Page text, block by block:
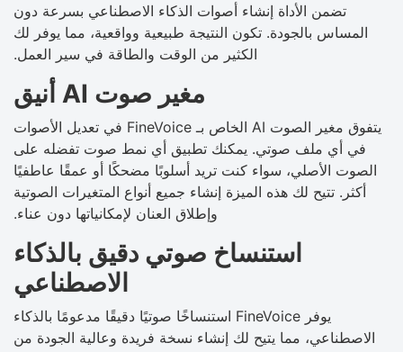
تضمن الأداة إنشاء أصوات الذكاء الاصطناعي بسرعة دون
المساس بالجودة. تكون النتيجة طبيعية وواقعية، مما يوفر لك
الكثير من الوقت والطاقة في سير العمل.
مغير صوت AI أنيق
يتفوق مغير الصوت AI الخاص بـ FineVoice في تعديل الأصوات
في أي ملف صوتي. يمكنك تطبيق أي نمط صوت تفضله على
الصوت الأصلي، سواء كنت تريد أسلوبًا مضحكًا أو عمقًا عاطفيًا
أكثر. تتيح لك هذه الميزة إنشاء جميع أنواع المتغيرات الصوتية
وإطلاق العنان لإمكانياتها دون عناء.
استنساخ صوتي دقيق بالذكاء
الاصطناعي
يوفر FineVoice استنساخًا صوتيًا دقيقًا مدعومًا بالذكاء
الاصطناعي، مما يتيح لك إنشاء نسخة فريدة وعالية الجودة من